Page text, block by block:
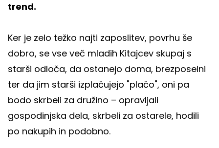
trend.
Ker je zelo težko najti zaposlitev, povrhu še
dobro, se vse več mladih Kitajcev skupaj s
starši odloča, da ostanejo doma, brezposelni
ter da jim starši izplačujejo "plačo", oni pa
bodo skrbeli za družino – opravljali
gospodinjska dela, skrbeli za ostarele, hodili
po nakupih in podobno.